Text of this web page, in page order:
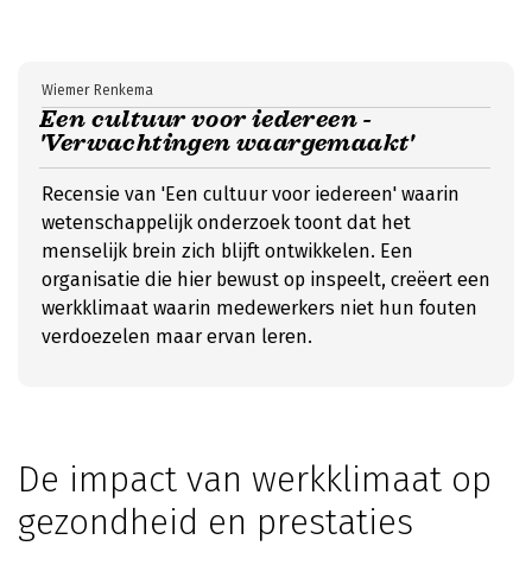
Een cultuur voor iedereen -
'Verwachtingen waargemaakt'
Wiemer Renkema
Recensie van 'Een cultuur voor iedereen' waarin
wetenschappelijk onderzoek toont dat het
menselijk brein zich blijft ontwikkelen. Een
organisatie die hier bewust op inspeelt, creëert een
werkklimaat waarin medewerkers niet hun fouten
verdoezelen maar ervan leren.
De impact van werkklimaat op
gezondheid en prestaties